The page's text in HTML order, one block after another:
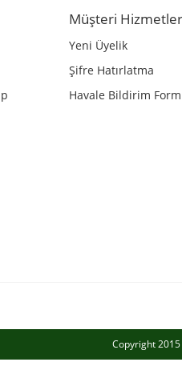
hatalar bulunuyor.
diğer sitelerden daha pahalı.
benzer farklı alternatifler olmalı.
Müşteri
Yeni Üyelik
Şifre Hatırlatma
Havale Bildirim
Copyright 2015